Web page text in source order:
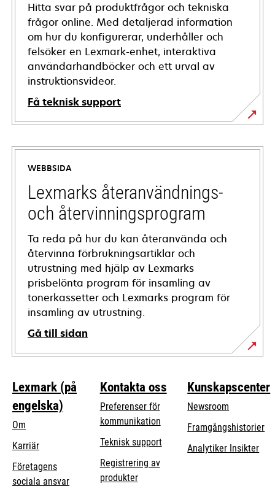
Hitta svar på produktfrågor och tekniska
frågor online. Med detaljerad information
om hur du konfigurerar, underhåller och
felsöker en Lexmark-enhet, interaktiva
användarhandböcker och ett urval av
instruktionsvideor.
Få teknisk support
opens
in
new
tab
WEBBSIDA
Lexmarks återanvändnings-
och återvinningsprogram
Ta reda på hur du kan återanvända och
återvinna förbrukningsartiklar och
utrustning med hjälp av Lexmarks
prisbelönta program för insamling av
tonerkassetter och Lexmarks program för
insamling av utrustning.
Gå till sidan
Lexmark (på
engelska)
Om
Karriär
Företagens
sociala ansvaropens
Kontakta oss
Preferenser för
kommunikation
Teknisk supportopens
Registrering av
produkter
Kunskapscenter
Newsroom
Framgångshistorier
Analytiker Insikter